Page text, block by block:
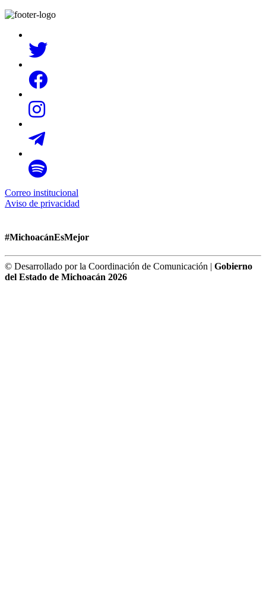
Correo institucional
Aviso de privacidad
#MichoacánEsMejor
© Desarrollado por la Coordinación de Comunicación | Gobierno
del Estado de Michoacán 2026